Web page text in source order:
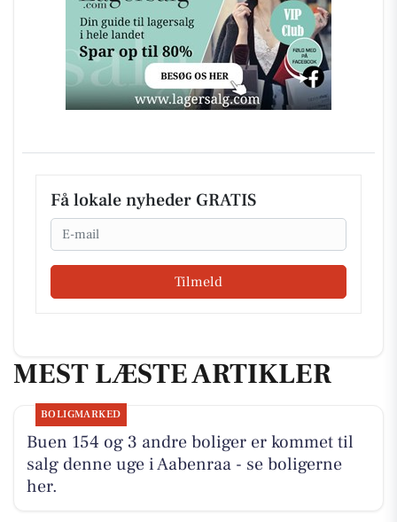
Få lokale nyheder GRATIS
Email
Tilmeld
MEST LÆSTE ARTIKLER
BOLIGMARKED
Buen 154 og 3 andre boliger er kommet til
salg denne uge i Aabenraa - se boligerne
her.